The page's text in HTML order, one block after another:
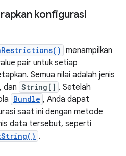
konfigurasi
menampilkan
pair untuk setiap
Semua nilai adalah jenis
, dan String[] . Setelah
Bundle , Anda dapat
saat ini dengan metode
data tersebut, seperti
.